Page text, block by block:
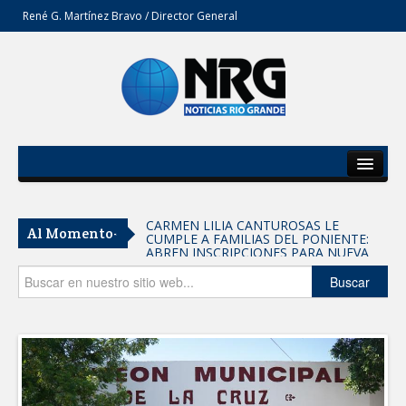
René G. Martínez Bravo / Director General
Del Estado
Secciones
Opinión
Al Momento- CARMEN LILIA CANTUROSAS LE
CUMPLE A FAMILIAS DEL PONIENTE:
ABREN INSCRIPCIONES PARA NUEVA
PRIMARIA EN EL PROGRESO
Entrega SEBIEN paquetes alimentarios
en Tampico
FORTALECE IMJUVE SALUD MENTAL DE
JÓVENES CON TERAPIAS PSICOLÓGICAS
GRATUITAS
Llama Carlos Peña Ortiz a realizar
investigación en tema de la refinería
Buscar